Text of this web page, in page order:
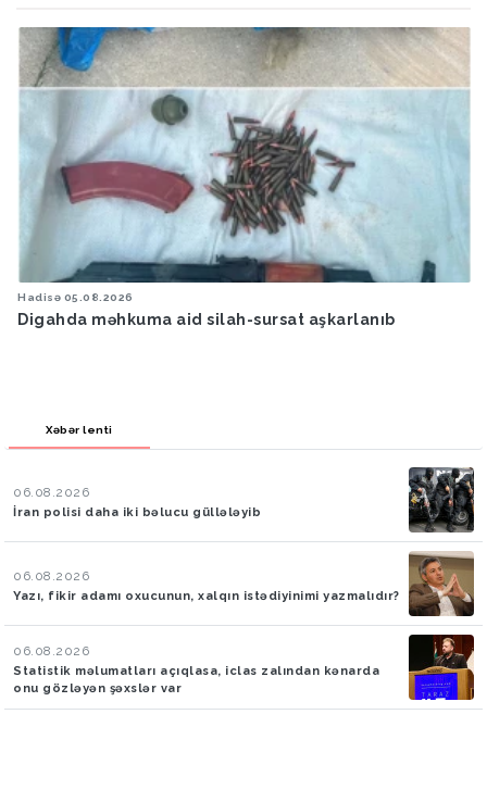
Hadisə 05.08.2026
Digahda məhkuma aid silah-sursat aşkarlanıb
Xəbər lenti
06.08.2026
İran polisi daha iki bəlucu güllələyib
06.08.2026
Yazı, fikir adamı oxucunun, xalqın istədiyinimi yazmalıdır?
06.08.2026
Statistik məlumatları açıqlasa, iclas zalından kənarda
onu gözləyən şəxslər var